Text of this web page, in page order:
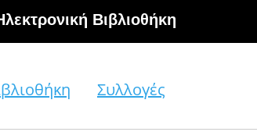
Βιβλιοθήκη
Συλλογές